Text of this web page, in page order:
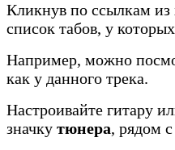
Кликнув по ссылкам из
список табов, у
Например, можно
как у данного трека.
Настроивайте гитару
значку тюнера, рядом